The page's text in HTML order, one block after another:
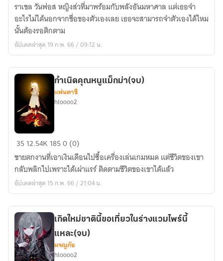
ซ่อน
อยู่
ของ
ฉัน
ราเชล วันฟอส หญิงส่วที่มาพร้อมกับพลังอันมหาศาล แต่เธอจำ
อะไรไม่ได้นอกจากชื่อของตัวเองเลย เธอจะสามารถจำตัวเองได้ไหม
นั้นต้องรอติกตาม
อัปเดตล่าสุด 19 ก.พ. 66 / 09:12 น.
กำเนิด
หนู
แม็
กม่า(จบ)
กำเนิดคุณหนูแม็กม่า(จบ)
แฟนตาซี
hloooo2
35 12.54K 1850 (0)
ชายตกงานที่เอาเงินเดือนไปซื้อเครื่องเล่นเกมหมด แต่ชีวิตของเขา
กลับพลิกไปเพราะได้เผ่าแรร์ ติดตามชีวิตของเขาได้แล้ว
อัปเดตล่าสุด 15 ก.พ. 66 / 21:04 น.
เกิดใหม่ชาตินี้ขอเที่ยวในร่างแวมไพร์นี้
แหละ(จบ)
ผจญภัย
hloooo2